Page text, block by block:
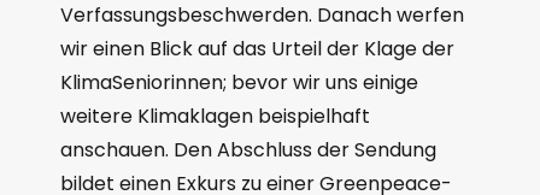
Verfassungsbeschwerden. Danach werfen
wir einen Blick auf das Urteil der Klage der
KlimaSeniorinnen; bevor wir uns einige
weitere Klimaklagen beispielhaft
anschauen. Den Abschluss der Sendung
bildet einen Exkurs zu einer Greenpeace-